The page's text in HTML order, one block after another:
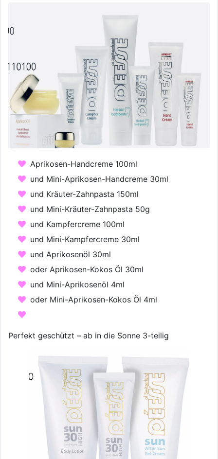
Aprikosen-Handcreme 100ml
und Mini-Aprikosen-Handcreme 30ml
und Kräuter-Zahnpasta 150ml
und Mini-Kräuter-Zahnpasta 50g
und Kampfercreme 100ml
und Mini-Kampfercreme 30ml
und Aprikosenöl 30ml
oder Aprikosen-Kokos Öl 30ml
und Mini-Aprikosenöl 4ml
oder Mini-Aprikosen-Kokos Öl 4ml
Perfekt geschützt – ab in die Sonne 3-teilig